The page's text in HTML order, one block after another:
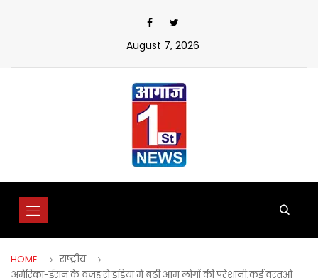
August 7, 2026
HOME
राष्ट्रीय
अमेरिका-ईरान के वजह से इंडिया में बढ़ी आम लोगों की परेशानी,कई वस्तुओं